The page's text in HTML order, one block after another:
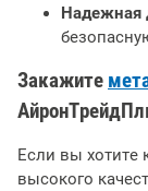
Надежная
Закажите
Если вы хотите
высокого